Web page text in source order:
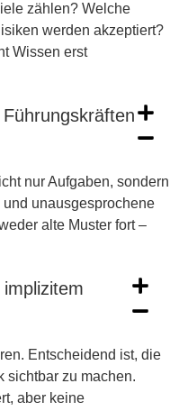
zählen? Welche
werden akzeptiert?
Wissen erst
nur Aufgaben, sondern
unausgesprochene
alte Muster fort –
Entscheidend ist, die
sichtbar zu machen.
aber keine